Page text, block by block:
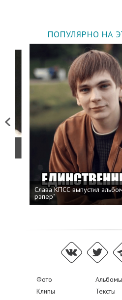
ПОПУЛЯРНО НА
Previous
Слава КПСС выпустил
рэпер"
Фото Альбомы
Клипы
Тексты